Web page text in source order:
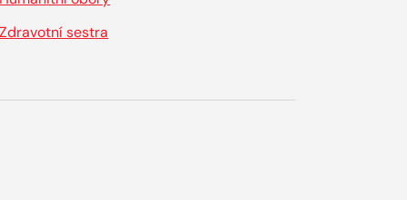
Zdravotní sestra